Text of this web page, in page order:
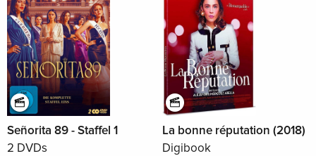
Señorita 89 - Staffel 1
2 DVDs
La bonne réputation (2018)
Digibook